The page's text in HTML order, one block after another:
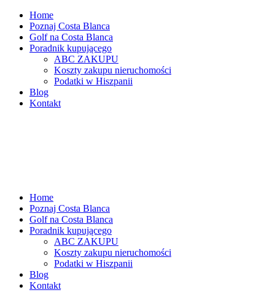
Home
Poznaj Costa Blanca
Golf na Costa Blanca
Poradnik kupującego
ABC ZAKUPU
Koszty zakupu nieruchomości
Podatki w Hiszpanii
Blog
Kontakt
Home
Poznaj Costa Blanca
Golf na Costa Blanca
Poradnik kupującego
ABC ZAKUPU
Koszty zakupu nieruchomości
Podatki w Hiszpanii
Blog
Kontakt